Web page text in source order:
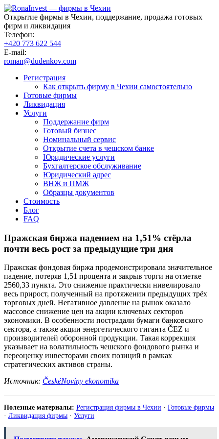
Открытие фирмы в Чехии, поддержание, продажа готовых
фирм и ликвидация
Телефон:
+420 773 622 544
E-mail:
roman@dudenkov.com
Регистрация
Как открыть фирму в Чехии самостоятельно
Готовые фирмы
Ликвидация
Услуги
Поддержание фирм
Готовый бизнес
Номинальный сервис
Открытие счета в чешском банке
Юридические услуги
Бухгалтерское обслуживание
Юридический адрес
ВНЖ и ПМЖ
Образцы документов
Стоимость
Блог
FAQ
Пражская биржа падением на 1,51% стёрла
почти весь рост за предыдущие три дня
Пражская фондовая биржа продемонстрировала значительное
падение, потеряв 1,51 процента и закрыв торги на отметке
2560,33 пункта. Это снижение практически нивелировало
весь прирост, полученный на протяжении предыдущих трёх
торговых дней. Негативное давление на рынок оказало
массовое снижение цен на акции ключевых секторов
экономики. В особенности пострадали бумаги банковского
сектора, а также акции энергетического гиганта ČEZ и
производителей оборонной продукции. Такая коррекция
указывает на волатильность чешского фондового рынка и
переоценку инвесторами своих позиций в рамках
стратегических активов страны.
Источник: ČeskéNoviny ekonomika
Полезные материалы: Регистрация фирмы в Чехии · Готовые фирмы
· Ликвидация фирмы · Услуги